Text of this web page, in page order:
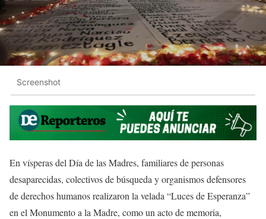
Screenshot
En vísperas del Día de las Madres, familiares de personas
desaparecidas, colectivos de búsqueda y organismos defensores
de derechos humanos realizaron la velada “Luces de Esperanza”
en el Monumento a la Madre, como un acto de memoria,